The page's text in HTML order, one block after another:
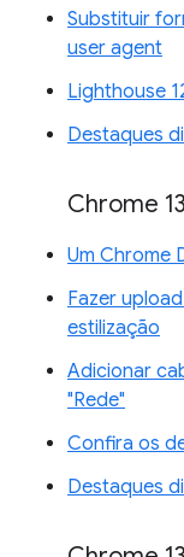
Substituir
user agent
Lighthouse
Destaques
Chrome
Um Chrome
Fazer
estilização
Adicionar
"Rede"
Confira os
Destaques